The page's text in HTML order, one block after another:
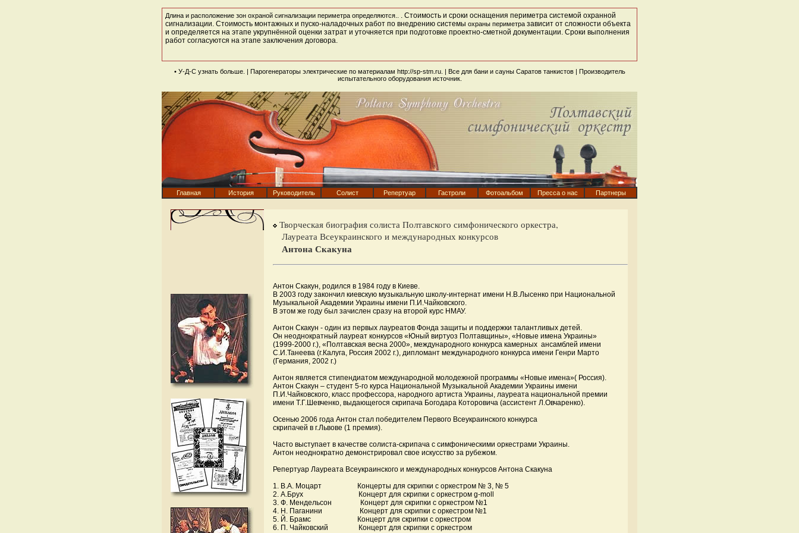
Длина и расположение зон охраной сигнализации периметра определяются..
. Стоимость и сроки оснащения периметра системой охранной
сигнализации. Стоимость монтажных и пуско-наладочных работ по внедрению системы охраны периметра зависит от сложности объекта
и определяется на этапе укрупнённой оценки затрат и уточняется при подготовке проектно-сметной документации. Сроки выполнения
работ согласуются на этапе заключения договора.
• У-Д-С узнать больше. | Парогенераторы электрические по материалам http://sp-stm.ru. | Все для бани и сауны Саратов танкистов| Производитель
испытательного оборудования источник.
Главная История Руководитель Солист Репертуар Гастроли Фотоальбом Пресса о нас Партнеры
Творческая биография солиста Полтавского симфонического оркестра,
Лауреата Всеукраинского и международных конкурсов
Антона Скакуна
Антон Скакун, родился в 1984 году в Киеве.
В 2003 году закончил киевскую музыкальную школу-интернат имени Н.В.Лысенко при Национальной
Музыкальной Академии Украины имени П.И.Чайковского.
В этом же году был зачислен сразу на второй курс НМАУ.
Антон Скакун - один из первых лауреатов Фонда защиты и поддержки талантливых детей.
Он неоднократный лауреат конкурсов «Юный виртуоз Полтавщины», «Новые имена Украины»
(1999-2000 г.), «Полтавская весна 2000», международного конкурса камерных ансамблей имени
С.И.Танеева (г.Калуга, Россия 2002 г.), дипломант международного конкурса имени Генри Марто
(Германия, 2002 г.)
Антон является стипендиатом международной молодежной программы «Новые имена»( Россия).
Антон Скакун – студент 5-го курса Национальной Музыкальной Академии Украины имени
П.И.Чайковского, класс профессора, народного артиста Украины, лауреата национальной премии
имени Т.Г.Шевченко, выдающегося скрипача Богодара Которовича (ассистент Л.Овчаренко).
Осенью 2006 года Антон стал победителем Первого Всеукраинского конкурса
скрипачей в г.Львове (1 премия).
Часто выступает в качестве солиста-скрипача с симфоническими оркестрами Украины.
Антон неоднократно демонстрировал свое искусство за рубежом.
Репертуар Лауреата Всеукраинского и международных конкурсов Антона Скакуна
1. В.А. Моцарт Концерты для скрипки с оркестром № 3, № 5
2. А.Брух Концерт для скрипки с оркестром g-moll
3. Ф. Мендельсон Концерт для скрипки с оркестром №1
4. Н. Паганини Концерт для скрипки с оркестром №1
5. Й. Брамс Концерт для скрипки с оркестром
6. П. Чайковский Концерт для скрипки с оркестром